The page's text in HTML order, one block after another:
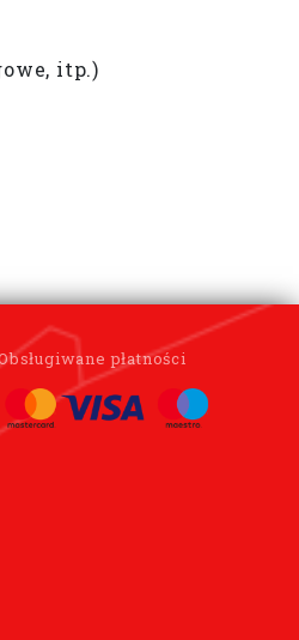
itp.)
płatności